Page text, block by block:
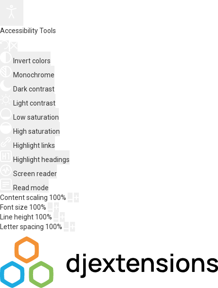
Accessibility Tools
Invert colors
Monochrome
Dark contrast
Light contrast
Low saturation
High saturation
Highlight links
Highlight headings
Screen reader
Read mode
Content scaling 100%
Font size 100%
Line height 100%
Letter spacing 100%